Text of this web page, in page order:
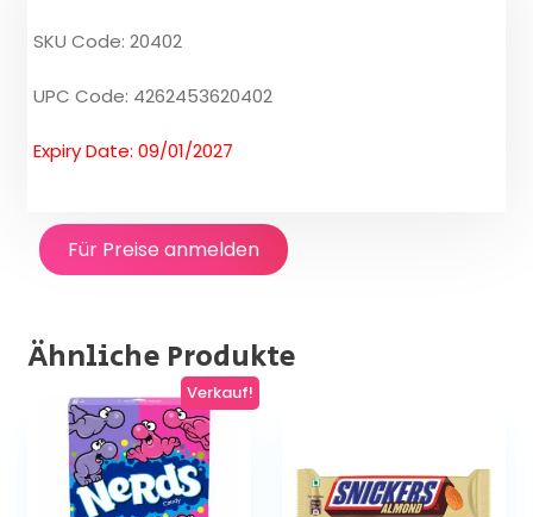
SKU Code: 20402
UPC Code: 4262453620402
Expiry Date: 09/01/2027
Für Preise anmelden
Ähnliche Produkte
Verkauf!